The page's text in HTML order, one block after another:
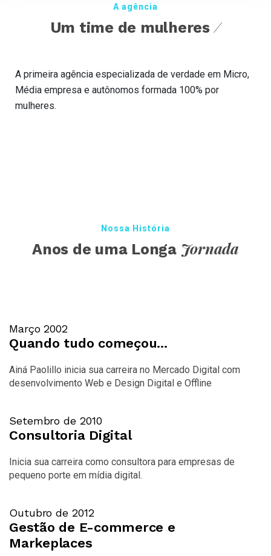
A agência
Um time de mulheres/
A primeira agência especializada de verdade em Micro,
Média empresa e autônomos formada 100% por
mulheres.
Nossa História
Anos de uma Longa Jornada
Março 2002
Quando tudo começou...
Ainá Paolillo inicia sua carreira no Mercado Digital com
desenvolvimento Web e Design Digital e Offline
Setembro de 2010
Consultoria Digital
Inicia sua carreira como consultora para empresas de
pequeno porte em mídia digital.
Outubro de 2012
Gestão de E-commerce e
Markeplaces